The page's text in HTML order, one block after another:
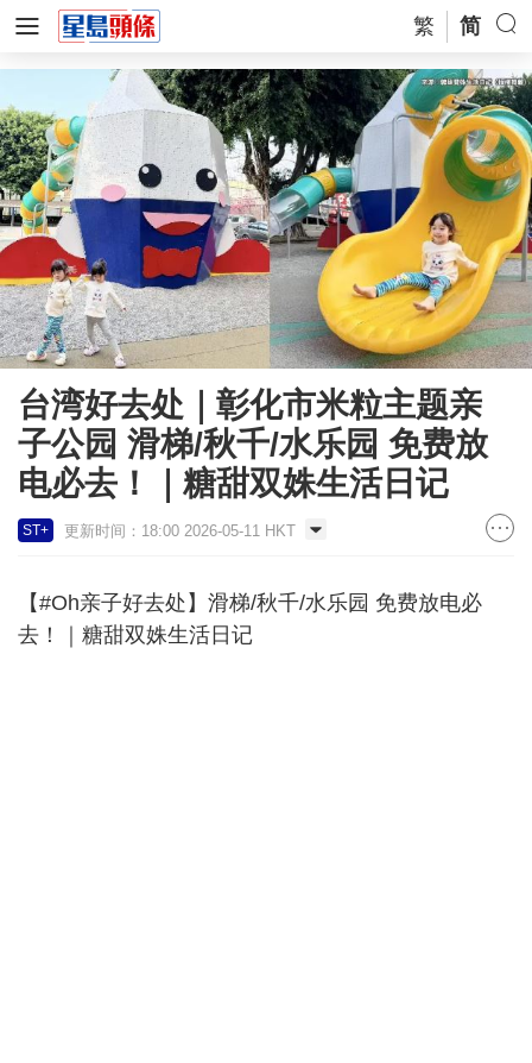
繁 简
台湾好去处｜彰化市米粒主题亲
子公园 滑梯/秋千/水乐园 免费放
电必去！｜糖甜双姝生活日记
ST+ 更新时间：18:00 2026-05-11 HKT
【#Oh亲子好去处】滑梯/秋千/水乐园 免费放电必
去！｜糖甜双姝生活日记